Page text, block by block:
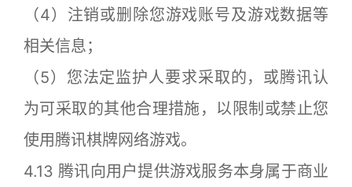
（4）注销或删除您游戏账号及游戏数据等
相关信息；
（5）您法定监护人要求采取的，或腾讯认
为可采取的其他合理措施，以限制或禁止您
使用腾讯棋牌网络游戏。
4.13 腾讯向用户提供游戏服务本身属于商业